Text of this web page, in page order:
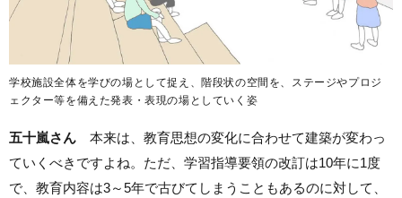
学校施設全体を学びの場として捉え、階段状の空間を、ステージやプロジ
ェクター等を備えた発表・表現の場としていく姿
五十嵐さん 本来は、教育思想の変化に合わせて建築が変わっ
ていくべきですよね。ただ、学習指導要領の改訂は10年に1度
で、教育内容は3～5年で古びてしまうこともあるのに対して、